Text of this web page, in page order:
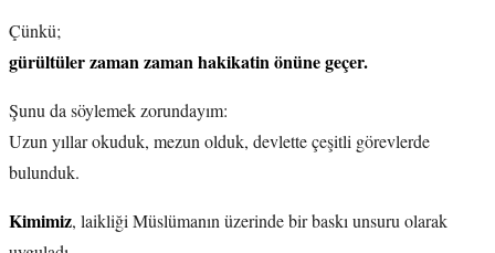
Çünkü;
gürültüler zaman zaman hakikatin önüne geçer.
Şunu da söylemek zorundayım:
Uzun yıllar okuduk, mezun olduk, devlette çeşitli görevlerde
bulunduk.
Kimimiz, laikliği Müslümanın üzerinde bir baskı unsuru olarak